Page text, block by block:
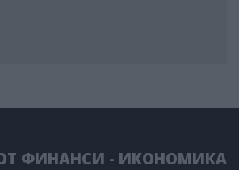
ФИНАНСИ - ИКОНОМИКА